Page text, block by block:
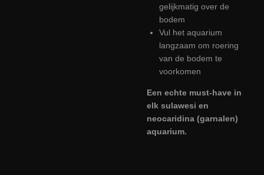
gelijkmatig over de
bodem
Vul het aquarium
langzaam om roering
van de bodem te
voorkomen
Een echte must-have in
elk sulawesi en
neocaridina (garnalen)
aquarium.